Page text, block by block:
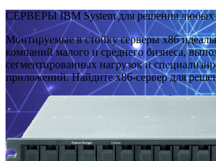
СЕРВЕРЫ IBM System для решения любых
Монтируемые в стойку серверы x86
компаний малого и среднего бизнеса,
сегментированных нагрузок и
приложений. Найдите x86-сервер для